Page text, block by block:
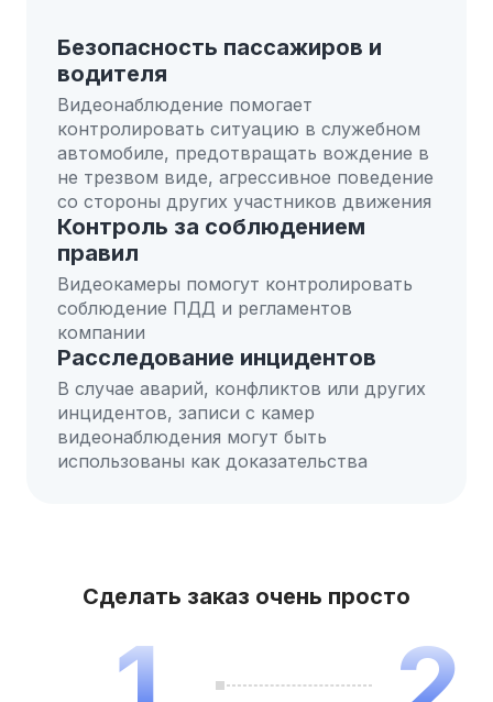
Безопасность пассажиров и
водителя
Видеонаблюдение помогает
контролировать ситуацию в служебном
автомобиле, предотвращать вождение в
не трезвом виде, агрессивное поведение
со стороны других участников движения
Контроль за соблюдением
правил
Видеокамеры помогут контролировать
соблюдение ПДД и регламентов
компании
Расследование инцидентов
В случае аварий, конфликтов или других
инцидентов, записи с камер
видеонаблюдения могут быть
использованы как доказательства
Сделать заказ очень просто